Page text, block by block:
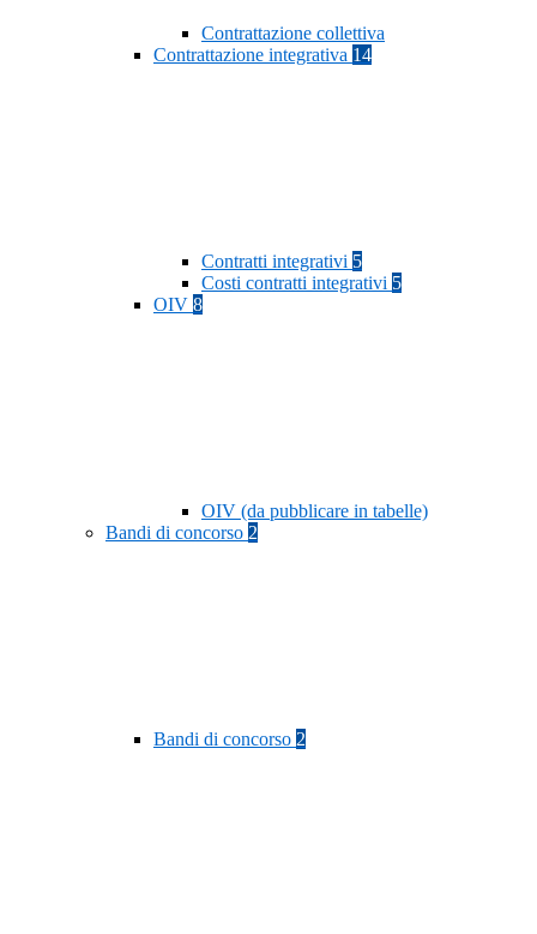
Contrattazione collettiva
Contrattazione integrativa 14
Contratti integrativi 5
Costi contratti integrativi 5
OIV 8
OIV (da pubblicare in tabelle)
Bandi di concorso 2
Bandi di concorso 2